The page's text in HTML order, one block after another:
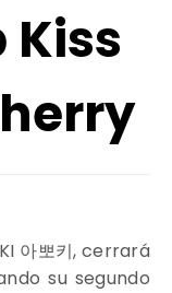
Kiss
아뽀키, cerrará
su segundo